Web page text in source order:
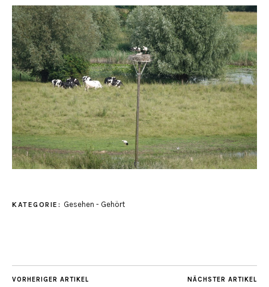
KATEGORIE: Gesehen - Gehört
VORHERIGER ARTIKEL NÄCHSTER ARTIKEL